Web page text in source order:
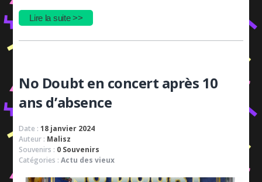
Lire la suite >>
No Doubt en concert après 10
ans d’absence
Date :18 janvier 2024
Auteur : Malisz
Souvenirs : 0 Souvenirs
Catégories :Actu des vieux